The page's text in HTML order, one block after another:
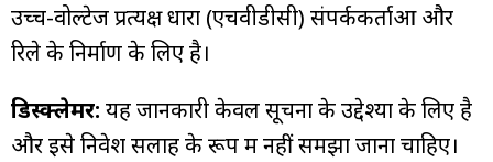
उच्च-वोल्टेज प्रत्यक्ष धारा (एचवीडीसी) संपर्ककर्ताओं और
रिले के निर्माण के लिए है।
डिस्क्लेमर: यह जानकारी केवल सूचना के उद्देश्यों के लिए है
और इसे निवेश सलाह के रूप में नहीं समझा जाना चाहिए।